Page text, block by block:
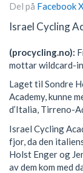
Del på Facebook
Israel Cycling
(procycling.no):
mottar wildcard-
Laget til Sondre
Academy, kunne
d’Italia, Tirreno-
Israel Cycling
fjor, da den
Holst Enger og
av dem kom med